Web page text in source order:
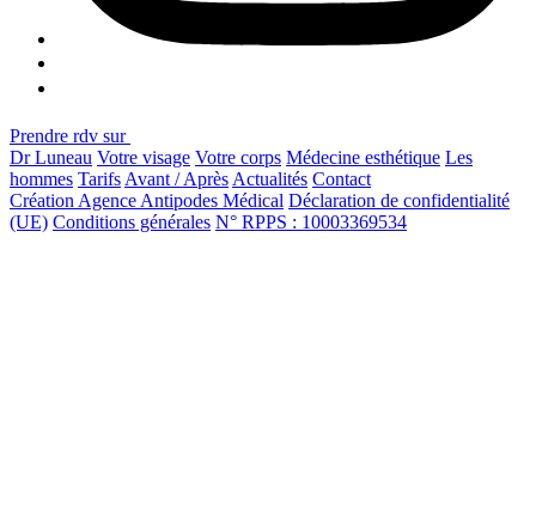
Prendre rdv sur
Dr Luneau Votre visage Votre corps Médecine esthétique Les
hommes Tarifs Avant / Après Actualités Contact
Création Agence Antipodes Médical Déclaration de confidentialité
(UE) Conditions générales N° RPPS : 10003369534